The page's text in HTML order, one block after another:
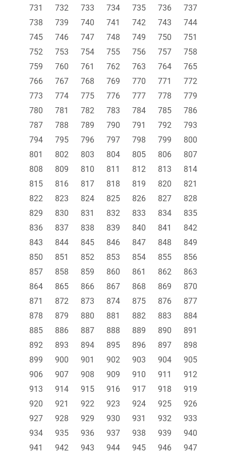
731
732 733 734 735 736
737
738
739 740 741 742 743
744
745
746 747 748 749 750
751
752
753 754 755 756 757
758
759
760 761 762 763 764
765
766
767 768 769 770 771
772
773
774 775 776 777 778
779
780
781 782 783 784 785
786
787
788 789 790 791 792
793
794
795 796 797 798 799
800
801
802 803 804 805 806
807
808
809 810 811 812 813
814
815
816 817 818 819 820
821
822
823 824 825 826 827
828
829
830 831 832 833 834
835
836
837 838 839 840 841
842
843
844 845 846 847 848
849
850
851 852 853 854 855
856
857
858 859 860 861 862
863
864
865 866 867 868 869
870
871
872 873 874 875 876
877
878
879 880 881 882 883
884
885
886 887 888 889 890
891
892
893 894 895 896 897
898
899
900 901 902 903 904
905
906
907 908 909 910 911
912
913
914 915 916 917 918
919
920
921 922 923 924 925
926
927
928 929 930 931 932
933
934
935 936 937 938 939
940
941
942 943 944 945 946
947